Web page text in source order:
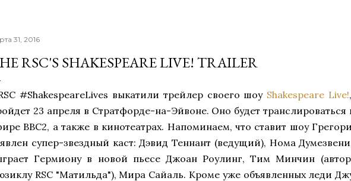
31, 2016
RSC'S SHAKESPEARE LIVE! TRAILER
#ShakespeareLives выкатили трейлер своего шоу Shakespeare Live!
23 апреля в Стратфорде-на-Эйвоне. Оно будет
BBC2, а также в кинотеатрах. Напоминаем, что ставит шоу
супер-звездный каст: Дэвид Теннант (ведущий), Нома
Гермиону в новой пьесе Джоан Роулинг, Тим Минчин
RSC "Матильда"), Мира Сайаль. Кроме уже объявленных леди